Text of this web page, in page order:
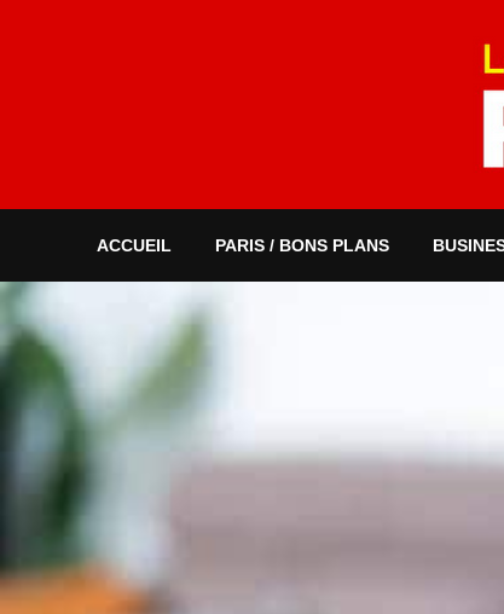
ACCUEIL PARIS / BONS PLANS